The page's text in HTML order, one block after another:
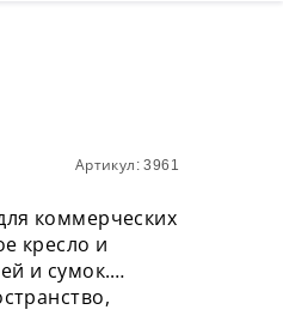
Артикул: 3961
коммерческих
кресло и
и сумок.